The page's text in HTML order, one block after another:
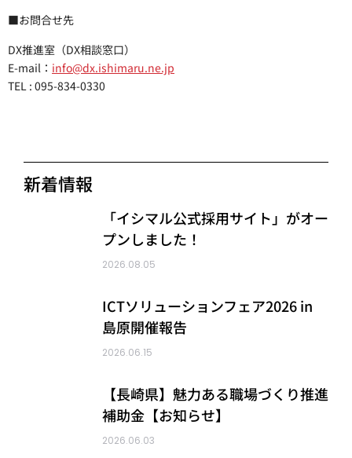
■お問合せ先
DX推進室（DX相談窓口）
E-mail： info@dx.ishimaru.ne.jp
TEL : 095-834-0330
新着情報
「イシマル公式採用サイト」がオー
プンしました！
2026.08.05
ICTソリューションフェア2026 in
島原開催報告
2026.06.15
【長崎県】魅力ある職場づくり推進
補助金【お知らせ】
2026.06.03